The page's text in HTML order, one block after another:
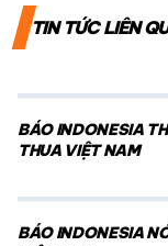
TIN TỨC LIÊN
BÁO INDONESIA
THUA VIỆT NAM
BÁO INDONESIA